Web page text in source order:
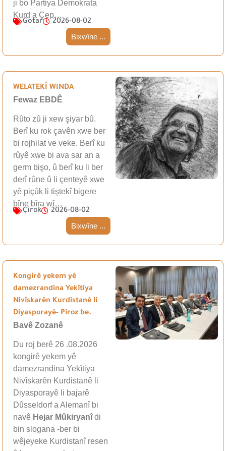
ji bo Partiya Demokrata
Kurd a Çep…
Gotar 2026-08-02
Bixwîne ...
WELATEKÎ WINDA
Fewaz EBDÊ
Rûto zû ji xew şiyar bû.
Berî ku rok çavên xwe ber
bi rojhilat ve veke. Berî ku
rûyê xwe bi ava sar an a
germ bişo, û berî ku li ber
derî rûne û li çenteyê xwe
yê piçûk li tiştekî bigere
bîne bîra wî…
Çîrok 2026-08-02
Bixwîne ...
Kongirê yekem yê
damezrandina Yekîtiya
Nivîskarên Kurdistanê li
Diyasporayê- Pîroz be.
Bavê Zozanê
Du roj berê 26 .08.2026
kongirê yekem yê
damezrandina Yekîtiya
Nivîskarên Kurdistanê li
Diyasporayê li bajarê
Dûsseldorf a Alemanî bi
navê Hejar Mûkiryanîdi
bin slogana -ber bi
wêjeyeke Kurdistanî resen